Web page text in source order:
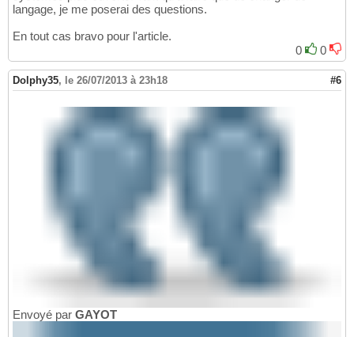
langage, je me poserai des questions.
En tout cas bravo pour l'article.
0
0
Dolphy35, le 26/07/2013 à 23h18 #6
Envoyé par GAYOT